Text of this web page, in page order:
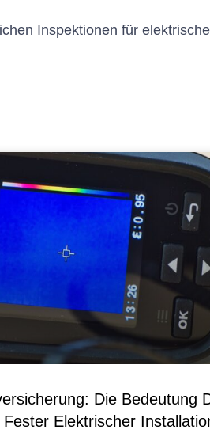
Die Bedeutung
Elektrischer